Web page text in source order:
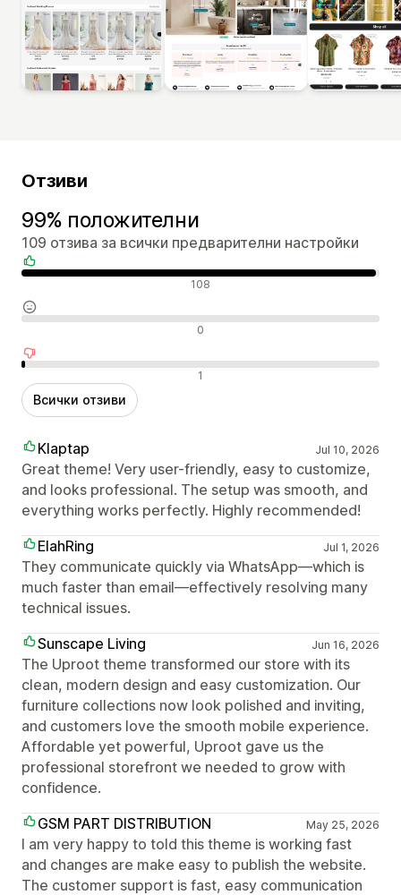
Отзиви
99% положителни
109 отзива за всички предварителни настройки
Положителни отзиви 108
Неутрални отзиви 0
Отрицателни отзиви 1
Всички отзиви
Klaptap Jul 10, 2026
Great theme! Very user-friendly, easy to customize,
and looks professional. The setup was smooth, and
everything works perfectly. Highly recommended!
ElahRing
Jul 1, 2026
They communicate quickly via WhatsApp—which is
much faster than email—effectively resolving many
technical issues.
Sunscape Living
Jun 16, 2026
The Uproot theme transformed our store with its
clean, modern design and easy customization. Our
furniture collections now look polished and inviting,
and customers love the smooth mobile experience.
Affordable yet powerful, Uproot gave us the
professional storefront we needed to grow with
confidence.
GSM PART DISTRIBUTION
May 25, 2026
I am very happy to told this theme is working fast
and changes are make easy to publish the website.
The customer support is fast, easy communication